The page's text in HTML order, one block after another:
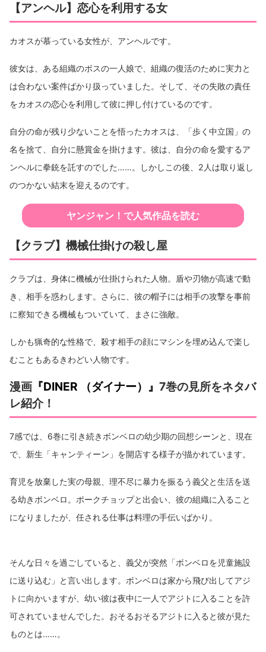
【アンヘル】恋心を利用する女
カオスが慕っている女性が、アンヘルです。
彼女は、ある組織のボスの一人娘で、組織の復活のために実力と
は合わない案件ばかり扱っていました。そして、その失敗の責任
をカオスの恋心を利用して彼に押し付けているのです。
自分の命が残り少ないことを悟ったカオスは、「歩く中立国」の
名を捨て、自分に懸賞金を掛けます。彼は、自分の命を愛するア
ンヘルに拳銃を託すのでした……。しかしこの後、2人は取り返し
のつかない結末を迎えるのです。
ヤンジャン！で人気作品を読む
【クラブ】機械仕掛けの殺し屋
クラブは、身体に機械が仕掛けられた人物。盾や刃物が高速で動
き、相手を惑わします。さらに、彼の帽子には相手の攻撃を事前
に察知できる機械もついていて、まさに強敵。
しかも猟奇的な性格で、殺す相手の顔にマシンを埋め込んで楽し
むこともあるきわどい人物です。
漫画 『DINER （ダイナー）』 7巻の見所をネタバ
レ紹介！
7感では、6巻に引き続きボンベロの幼少期の回想シーンと、現在
で、新生「キャンティーン」を開店する様子が描かれています。
育児を放棄した実の母親、理不尽に暴力を振るう義父と生活を送
る幼きボンベロ。ポークチョップと出会い、彼の組織に入ること
になりましたが、任される仕事は料理の手伝いばかり。
そんな日々を過ごしていると、義父が突然「ボンベロを児童施設
に送り込む」と言い出します。ボンベロは家から飛び出してアジ
トに向かいますが、幼い彼は夜中に一人でアジトに入ることを許
可されていませんでした。おそるおそるアジトに入ると彼が見た
ものとは……。